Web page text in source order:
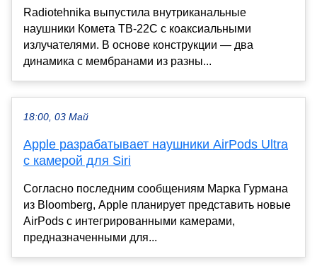
Radiotehnika выпустила внутриканальные
наушники Комета TB-22C с коаксиальными
излучателями. В основе конструкции — два
динамика с мембранами из разны...
18:00, 03 Май
Apple разрабатывает наушники AirPods Ultra
с камерой для Siri
Согласно последним сообщениям Марка Гурмана
из Bloomberg, Apple планирует представить новые
AirPods с интегрированными камерами,
предназначенными для...